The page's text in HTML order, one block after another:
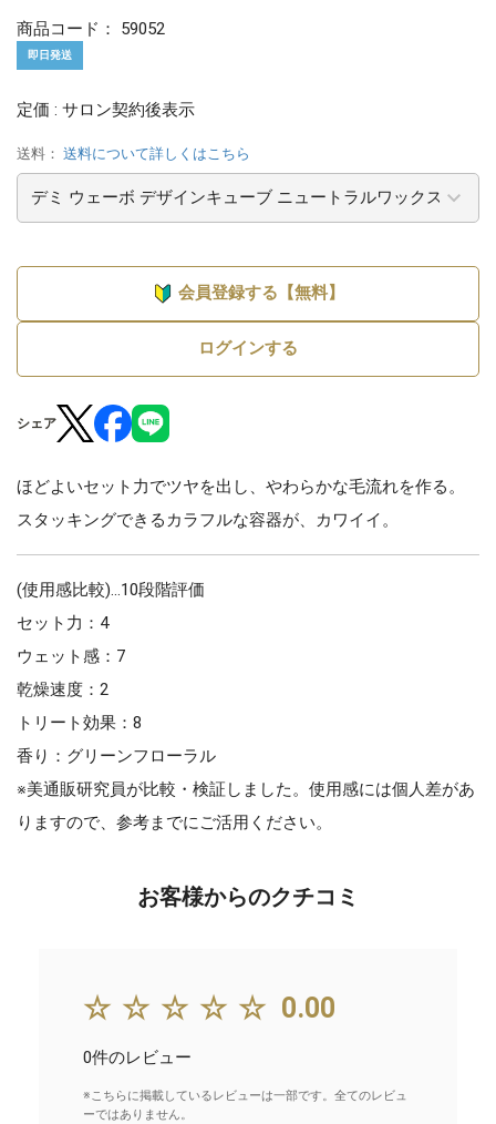
商品コード： 59052
即日発送
定価 : サロン契約後表示
送料： 送料について詳しくはこちら
会員登録する【無料】
ログインする
シェア
ほどよいセット力でツヤを出し、やわらかな毛流れを作る。
スタッキングできるカラフルな容器が、カワイイ。
(使用感比較)…10段階評価
セット力：4
ウェット感：7
乾燥速度：2
トリート効果：8
香り：グリーンフローラル
※美通販研究員が比較・検証しました。使用感には個人差があ
りますので、参考までにご活用ください。
お客様からのクチコミ
☆☆☆☆☆ 0.00
0件のレビュー
※こちらに掲載しているレビューは一部です。全てのレビュ
ーではありません。